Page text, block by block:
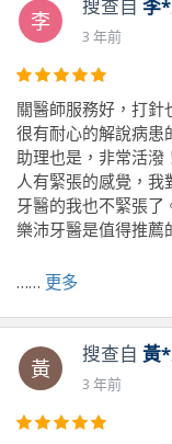
李
搜查自 李
3 年前
關醫師服務好，打針
很有耐心的解說病患
助理也是，非常活潑
人有緊張的感覺，我
牙醫的我也不緊張了
樂沛牙醫是值得推薦
…… 更多
黃
搜查自 黃
3 年前